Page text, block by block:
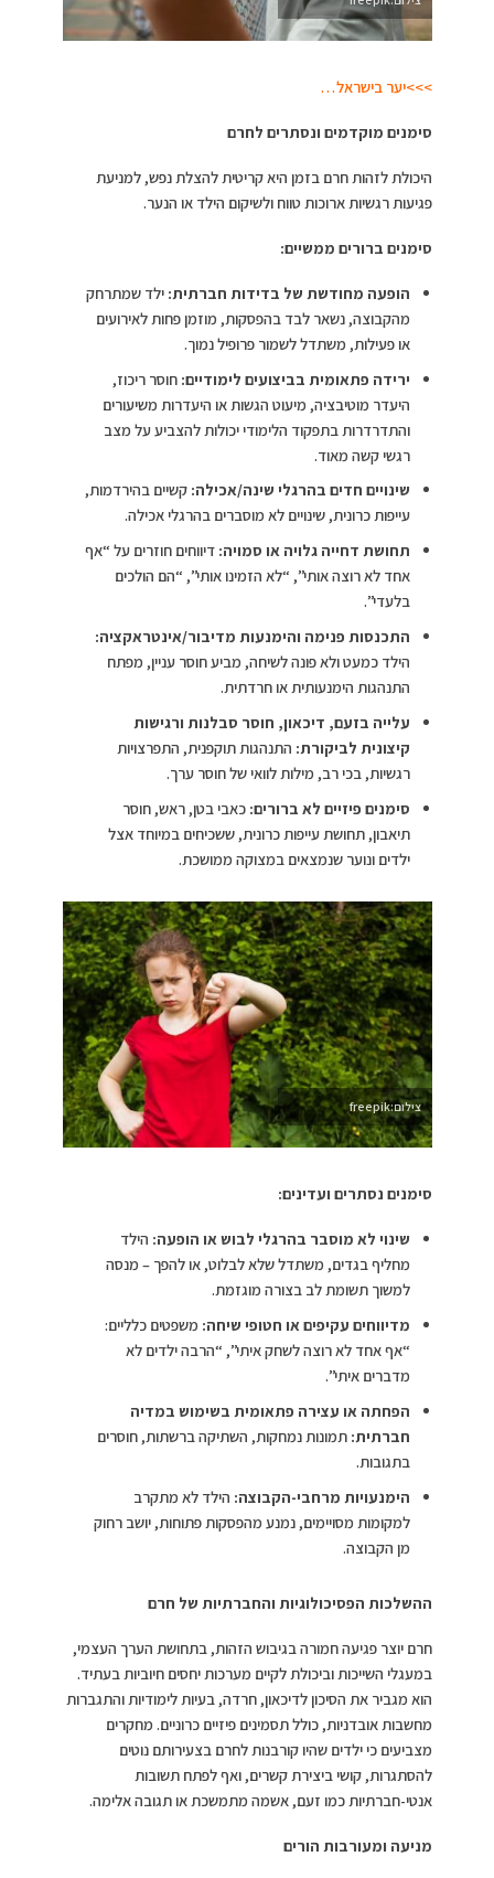
>>>יער בישראל…
סימנים מוקדמים ונסתרים לחרם
היכולת לזהות חרם בזמן היא קריטית להצלת נפש, למניעת
פגיעות רגשיות ארוכות טווח ולשיקום הילד או הנער.
סימנים ברורים ממשיים:
הופעה מחודשת של בדידות חברתית: ילד שמתרחק
מהקבוצה, נשאר לבד בהפסקות, מוזמן פחות לאירועים
או פעילות, משתדל לשמור פרופיל נמוך.​
ירידה פתאומית בביצועים לימודיים: חוסר ריכוז,
היעדר מוטיבציה, מיעוט הגשות או היעדרות משיעורים
והתדרדרות בתפקוד הלימודי יכולות להצביע על מצב
רגשי קשה מאוד.
שינויים חדים בהרגלי שינה/אכילה:קשיים בהירדמות,
עייפות כרונית, שינויים לא מוסברים בהרגלי אכילה.​
תחושת דחייה גלויה או סמויה: דיווחים חוזרים על “אף
אחד לא רוצה אותי”, “לא הזמינו אותי”, “הם הולכים
בלעדי”. ​
התכנסות פנימה והימנעות מדיבור/אינטראקציה:
הילד כמעט ולא פונה לשיחה, מביע חוסר עניין, מפתח
התנהגות הימנעותית או חרדתית.​
עלייה בזעם, דיכאון, חוסר סבלנות ורגישות
קיצונית לביקורת: התנהגות תוקפנית, התפרצויות
רגשיות, בכי רב, מילות לוואי של חוסר ערך.​
סימנים פיזיים לא ברורים: כאבי בטן, ראש, חוסר
תיאבון, תחושת עייפות כרונית, ששכיחים במיוחד אצל
ילדים ונוער שנמצאים במצוקה ממושכת.​
צילום:freepik
סימנים נסתרים ועדינים:
שינוי לא מוסבר בהרגלי לבוש או הופעה: הילד
מחליף בגדים, משתדל שלא לבלוט, או להפך – מנסה
למשוך תשומת לב בצורה מוגזמת.
מדיווחים עקיפים או חטופי שיחה: משפטים כלליים:
“אף אחד לא רוצה לשחק איתי”, “הרבה ילדים לא
מדברים איתי”.
הפחתה או עצירה פתאומית בשימוש במדיה
חברתית: תמונות נמחקות, השתיקה ברשתות, חוסרים
בתגובות.​
הימנעויות מרחבי-הקבוצה: הילד לא מתקרב
למקומות מסויימים, נמנע מהפסקות פתוחות, יושב רחוק
מן הקבוצה.​
ההשלכות הפסיכולוגיות והחברתיות של חרם
חרם יוצר פגיעה חמורה בגיבוש הזהות, בתחושת הערך העצמי,
במעגלי השייכות וביכולת לקיים מערכות יחסים חיוביות בעתיד.
הוא מגביר את הסיכון לדיכאון, חרדה, בעיות לימודיות והתגברות
מחשבות אובדניות, כולל תסמינים פיזיים כרוניים. מחקרים
מצביעים כי ילדים שהיו קורבנות לחרם בצעירותם נוטים
להסתגרות, קושי ביצירת קשרים, ואף לפתח תשובות
אנטי-חברתיות כמו זעם, אשמה מתמשכת או תגובה אלימה.​
מניעה ומעורבות הורים